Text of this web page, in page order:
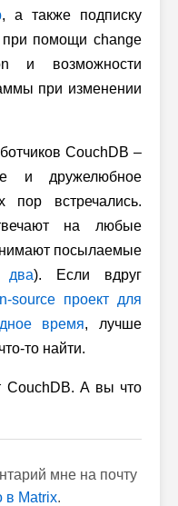
, а также подписку
при помощи change
и возможности
при изменении
CouchDB –
и дружелюбное
встречались.
на любые
посылаемые
два). Если вдруг
source проект для
время, лучше
то найти.
CouchDB. А вы что
мне на почту
в Matrix.